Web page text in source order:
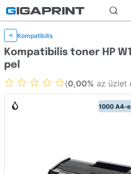
< Kompatibilis
1000 A4-
Kompatibilis toner HP
pel
(0,00% az üzlet